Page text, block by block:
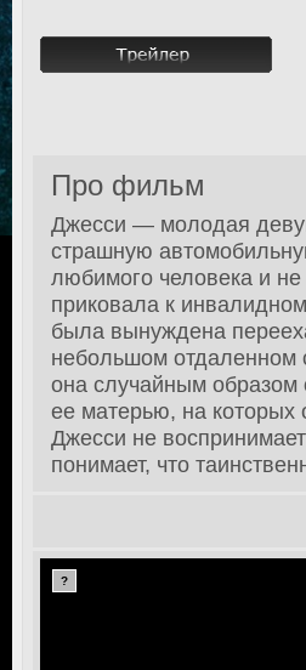
Про фильм
Джесси — молодая
страшную
любимого человека и
приковала к
была вынуждена
небольшом отдаленном
она случайным образом
ее матерью, на которых
Джесси не
понимает, что
?